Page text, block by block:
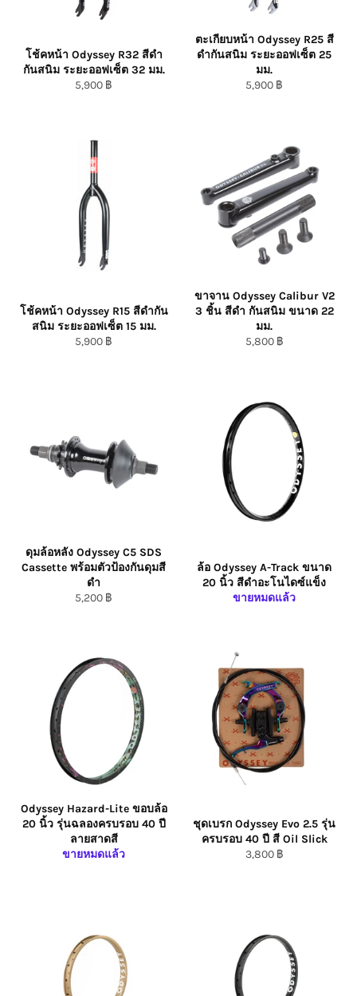
โช้คหน้า Odyssey R32 สีดำ
กันสนิม ระยะออฟเซ็ต 32 มม.
ราคา
5,900 ฿
ตะเกียบหน้า Odyssey R25 สี
ดำกันสนิม ระยะออฟเซ็ต 25
มม.
ราคา
5,900 ฿
โช้คหน้า Odyssey R15 สีดำกัน
สนิม ระยะออฟเซ็ต 15 มม.
ราคา
5,900 ฿
ขาจาน Odyssey Calibur V2
3 ชิ้น สีดำ กันสนิม ขนาด 22
มม.
ราคา
5,800 ฿
ดุมล้อหลัง Odyssey C5 SDS
Cassette พร้อมตัวป้องกันดุมสี
ดำ
ราคา
5,200 ฿
ล้อ Odyssey A-Track ขนาด
20 นิ้ว สีดำอะโนไดซ์แข็ง
ขายหมดแล้ว
Odyssey Hazard-Lite ขอบล้อ
20 นิ้ว รุ่นฉลองครบรอบ 40 ปี
ลายสาดสี
ขายหมดแล้ว
ชุดเบรก Odyssey Evo 2.5 รุ่น
ครบรอบ 40 ปี สี Oil Slick
ราคา
3,800 ฿